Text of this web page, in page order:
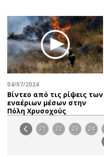
04/07/2024
Βίντεο από τις ρίψεις των
εναέριων μέσων στην
Πόλη Χρυσοχούς
21 22 23 24